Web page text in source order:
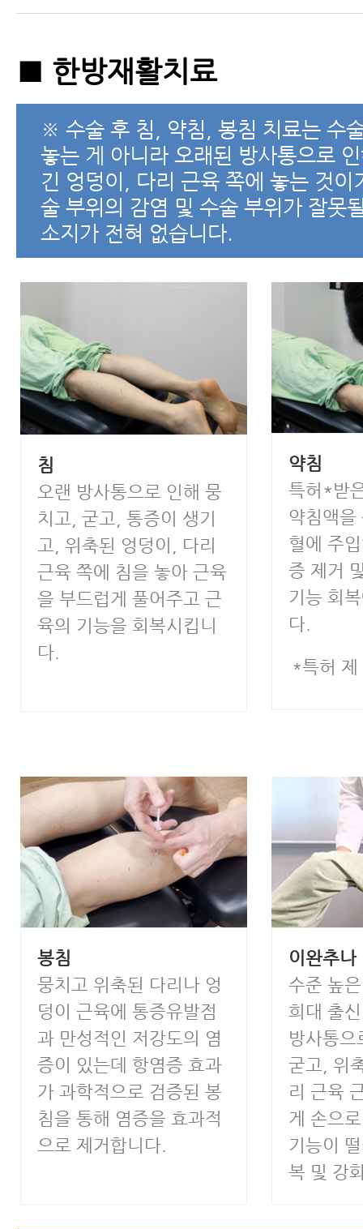
■ 한방재활치료
※ 수술 후 침, 약침, 봉침 치료는 수
놓는 게 아니라 오래된 방사통으로
긴 엉덩이, 다리 근육 쪽에 놓는 것이
술 부위의 감염 및 수술 부위가 잘못
소지가 전혀 없습니다.
침
오랜 방사통으로 인해 뭉
치고, 굳고, 통증이 생기
고, 위축된 엉덩이, 다리
근육 쪽에 침을 놓아 근육
을 부드럽게 풀어주고 근
육의 기능을 회복시킵니
다.
약침
특허*받
약침액을
혈에 주
증 제거
기능 회
다.
*특허
봉침
뭉치고 위축된 다리나 엉
덩이 근육에 통증유발점
과 만성적인 저강도의 염
증이 있는데 항염증 효과
가 과학적으로 검증된 봉
침을 통해 염증을 효과적
으로 제거합니다.
이완추나
수준 높
희대 출
방사통으
굳고, 위
리 근육
게 손으
기능이
복 및 강